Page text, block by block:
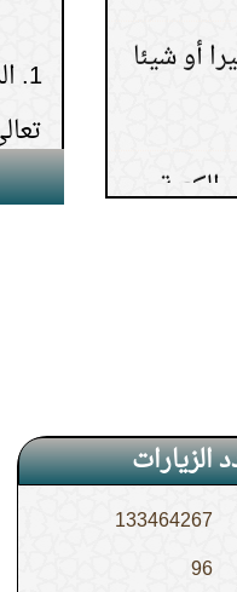
ويرجع
في السعي
الزيارات
133464267
96